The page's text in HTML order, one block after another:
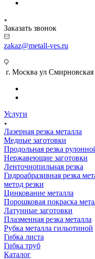
Заказать звонок
zakaz@metall-ves.ru
г. Москва ул Смирновская
Услуги
Лазерная резка металла
Медные заготовки
Продольная резка
Нержавеющие заготовки
Ленточнопильная резка
Гидроабразивная резка
метод резки
Цинкование металла
Порошковая покраска
Латунные заготовки
Плазменная резка металла
Рубка металла гильотиной
Гибка листа
Гибка труб
Каталог